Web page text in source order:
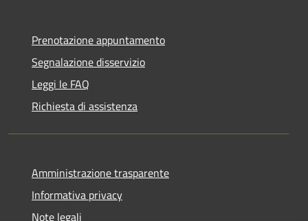
Prenotazione appuntamento
Segnalazione disservizio
Leggi le FAQ
Richiesta di assistenza
Amministrazione trasparente
Informativa privacy
Note legali